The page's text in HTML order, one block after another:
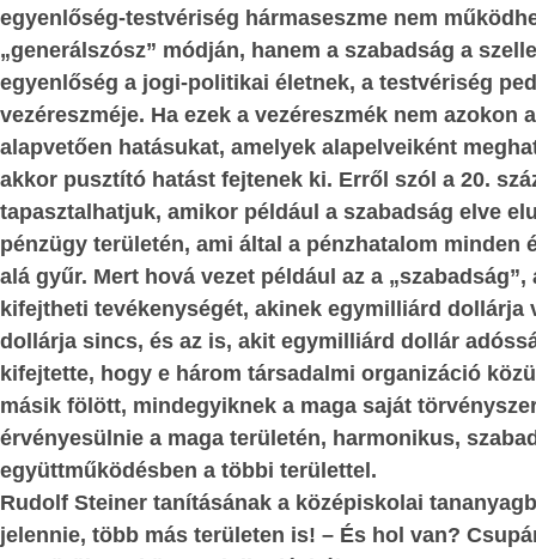
jellege: az
az ingyen
-
-
-
testvériség a
szintjén; -
a kortársak
–
a
évszázadokban.
Kétségtelenül van különbség a
tömegében viselt szerepüket
gyarmattartó és a nem gyarmattartó
között. Történelmi tény például, hogy
kaucsuk-kitermelés fokozása
század végén, 20. század elején, alig
tízmillió fekete afrikait öltek
iparszerű munkavégzéshez nem
kongói fekete népességet beletörjék a
órai robotba. A magyar, lengyel,
román, szerb, horvát, stb. nép
lelkiismeretét nem terhelik ilyen
bűntettek. Ugyanakkor azzal is
lennünk, hogy közvetve a nem
országok is haszonélvezői voltak
rablásnak. Tehát magát a fehér
egyenlőség-testvériség hármaseszme nem
„generálszósz” módján, hanem a szabadság a
egyenlőség a jogi-politikai életnek, a testvériség
vezéreszméje. Ha ezek a vezéreszmék nem azokon
alapvetően hatásukat, amelyek alapelveiként
akkor pusztító hatást fejtenek ki. Erről szól a 20.
tapasztalhatjuk, amikor például a szabadság elve
pénzügy területén, ami által a pénzhatalom minden
alá gyűr. Mert hová vezet például az a
kifejtheti tevékenységét, akinek egymilliárd dollárja
dollárja sincs, és az is, akit egymilliárd dollár
kifejtette, hogy e három társadalmi organizáció
másik fölött, mindegyiknek a maga saját
érvényesülnie a maga területén, harmonikus,
együttműködésben a többi területtel.
Rudolf Steiner tanításának a középiskolai
jelennie, több más területen is! – És hol van?